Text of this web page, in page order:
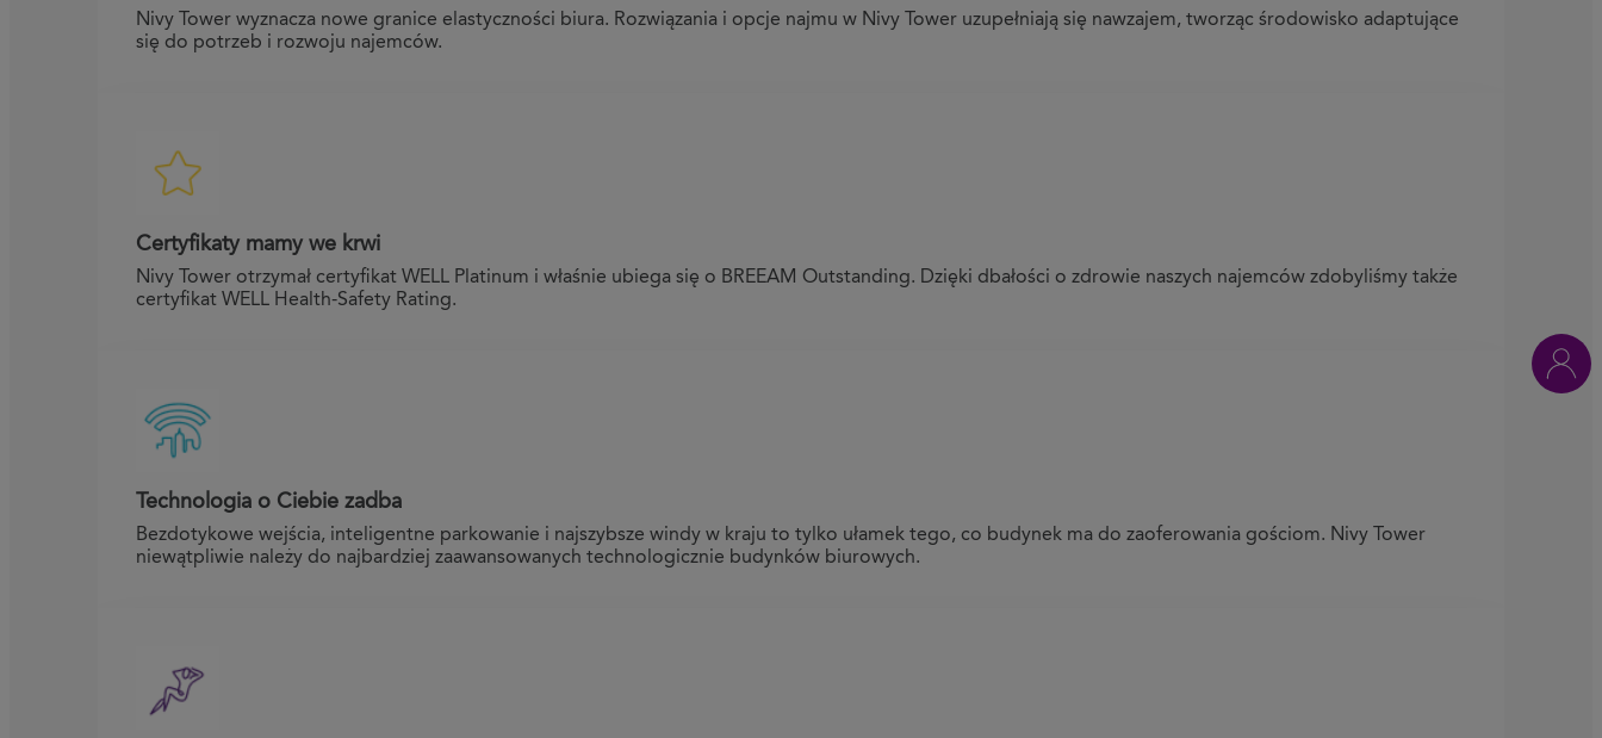
Nivy Tower wyznacza nowe granice elastyczności biura. Rozwiązania i opcje najmu w Nivy Tower uzupełniają się nawzajem, tworząc środowisko adaptujące
się do potrzeb i rozwoju najemców.
Certyfikaty mamy we krwi
Nivy Tower otrzymał certyfikat WELL Platinum i właśnie ubiega się o BREEAM Outstanding. Dzięki dbałości o zdrowie naszych najemców zdobyliśmy także
certyfikat WELL Health-Safety Rating.
Technologia o Ciebie zadba
Bezdotykowe wejścia, inteligentne parkowanie i najszybsze windy w kraju to tylko ułamek tego, co budynek ma do zaoferowania gościom. Nivy Tower
niewątpliwie należy do najbardziej zaawansowanych technologicznie budynków biurowych.